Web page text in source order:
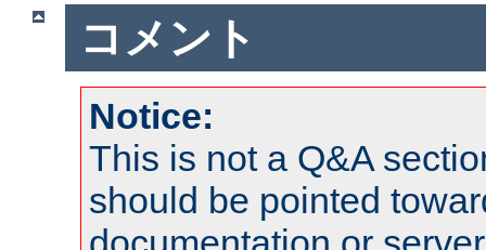
コメント
Notice:
This is not a Q&A
should be pointed